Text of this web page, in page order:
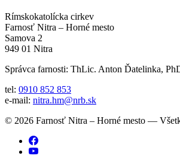
Rímskokatolícka cirkev
Farnosť Nitra – Horné mesto
Samova 2
949 01 Nitra
Správca farnosti: ThLic. Anton Ďatelinka,
tel: 0910 852 853
e-mail: nitra.hm@nrb.sk
© 2026 Farnosť Nitra – Horné mesto —